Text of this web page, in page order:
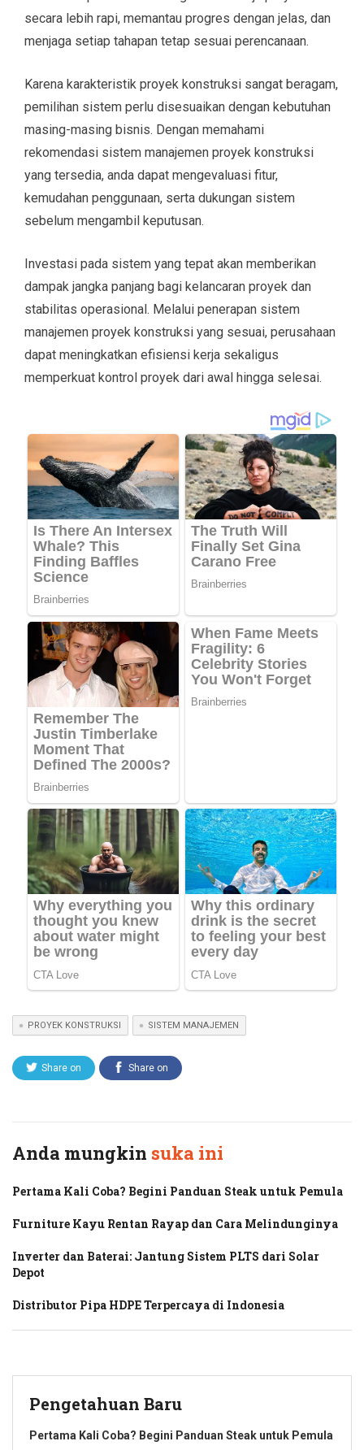
secara lebih rapi, memantau progres dengan jelas, dan
menjaga setiap tahapan tetap sesuai perencanaan.
Karena karakteristik proyek konstruksi sangat beragam,
pemilihan sistem perlu disesuaikan dengan kebutuhan
masing-masing bisnis. Dengan memahami
rekomendasi sistem manajemen proyek konstruksi
yang tersedia, anda dapat mengevaluasi fitur,
kemudahan penggunaan, serta dukungan sistem
sebelum mengambil keputusan.
Investasi pada sistem yang tepat akan memberikan
dampak jangka panjang bagi kelancaran proyek dan
stabilitas operasional. Melalui penerapan sistem
manajemen proyek konstruksi yang sesuai, perusahaan
dapat meningkatkan efisiensi kerja sekaligus
memperkuat kontrol proyek dari awal hingga selesai.
PROYEK KONSTRUKSI SISTEM MANAJEMEN
Share on Share on
Anda mungkin suka ini
Pertama Kali Coba? Begini Panduan Steak untuk Pemula
Furniture Kayu Rentan Rayap dan Cara Melindunginya
Inverter dan Baterai: Jantung Sistem PLTS dari Solar
Depot
Distributor Pipa HDPE Terpercaya di Indonesia
Pengetahuan Baru
Pertama Kali Coba? Begini Panduan Steak untuk Pemula